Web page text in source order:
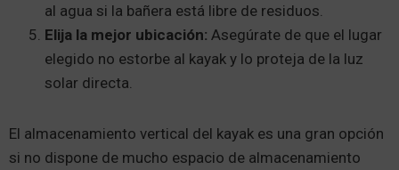
al agua si la bañera está libre de residuos.
Elija la mejor ubicación: Asegúrate de que el lugar
elegido no estorbe al kayak y lo proteja de la luz
solar directa.
El almacenamiento vertical del kayak es una gran opción
si no dispone de mucho espacio de almacenamiento